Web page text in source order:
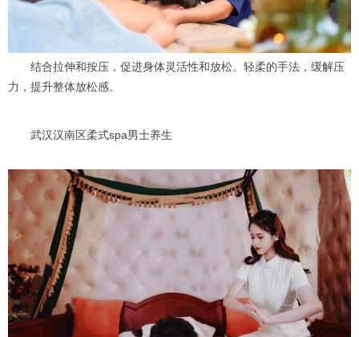
结合拉伸和按压，促进身体灵活性和放松。轻柔的手法，缓解压
力，提升整体放松感。
武汉汉南区柔式spa男士养生